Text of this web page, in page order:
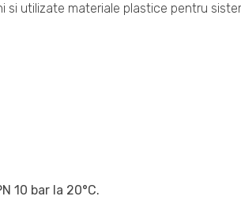
utilizate materiale plastice pentru
10 bar la 20°C.